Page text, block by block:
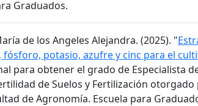
Graduados.
de los Angeles Alejandra. (2025). "
potasio, azufre y cinc para el
para obtener el grado de Especialista
de Suelos y Fertilización
de Agronomía. Escuela para